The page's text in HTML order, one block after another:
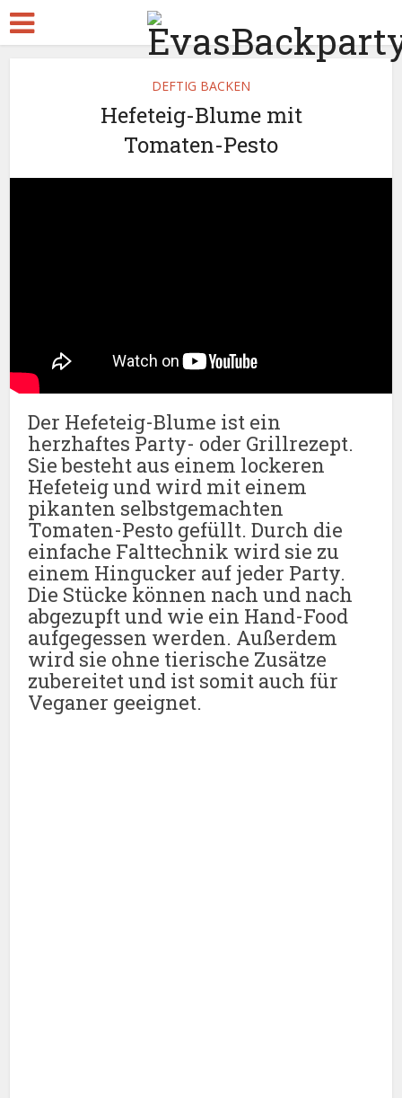
DEFTIG BACKEN
Hefeteig-Blume mit
Tomaten-Pesto
Der Hefeteig-Blume ist ein
herzhaftes Party- oder Grillrezept.
Sie besteht aus einem lockeren
Hefeteig und wird mit einem
pikanten selbstgemachten
Tomaten-Pesto gefüllt. Durch die
einfache Falttechnik wird sie zu
einem Hingucker auf jeder Party.
Die Stücke können nach und nach
abgezupft und wie ein Hand-Food
aufgegessen werden. Außerdem
wird sie ohne tierische Zusätze
zubereitet und ist somit auch für
Veganer geeignet.